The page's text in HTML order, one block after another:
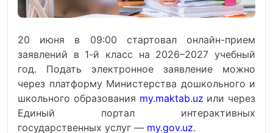
20 июня в 09:00 стартовал онлайн-прием
заявлений в 1-й класс на 2026–2027 учебный
год. Подать электронное заявление можно
через платформу Министерства дошкольного и
школьного образования my.maktab.uz или через
Единый портал интерактивных
государственных услуг — my.gov.uz.